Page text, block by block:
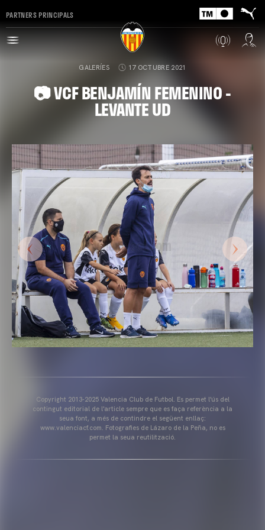
PARTNERS PRINCIPALS
GALERÍES 17 OCTUBRE 2021
📷 VCF BENJAMÍN FEMENINO -
LEVANTE UD
Copyright 2013-2025 Valencia Club de Futbol. Es permet l'ús del
contingut editorial de l'article sempre que es faça referència a la
seua font, a més de contindre el següent enllaç:
www.valenciacf.com. Fotografies de Lázaro de la Peña, no es
permet la seua reutilització.